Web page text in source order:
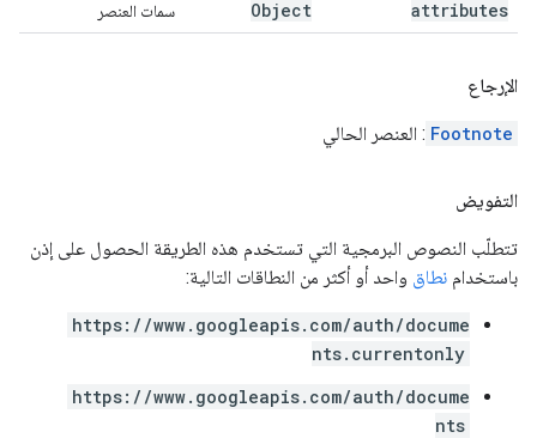
attributes
Object سمات العنصر
الإرجاع
Footnote : العنصر الحالي
التفويض
تتطلّب النصوص البرمجية التي تستخدم هذه الطريقة الحصول على إذن
باستخدام نطاق واحد أو أكثر من النطاقات التالية:
https://www.googleapis.com/auth/docume
nts.currentonly
https://www.googleapis.com/auth/docume
nts